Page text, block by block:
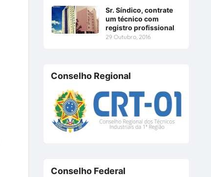
Sr. Síndico, contrate
um técnico com
registro profissional
29 Outubro, 2016
Conselho Regional
Conselho Federal